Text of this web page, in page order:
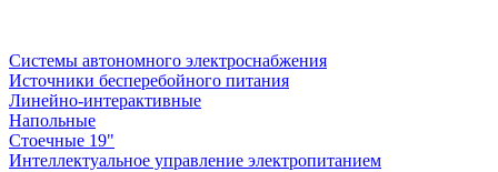
Системы автономного электроснабжения
Источники бесперебойного питания
Линейно-интерактивные
Напольные
Стоечные 19"
Интеллектуальное управление электропитанием